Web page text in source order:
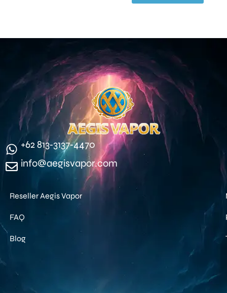
‪+62 813‑3137‑4470‬
info@aegisvapor.com
Reseller Aegis Vapor
FAQ
Blog